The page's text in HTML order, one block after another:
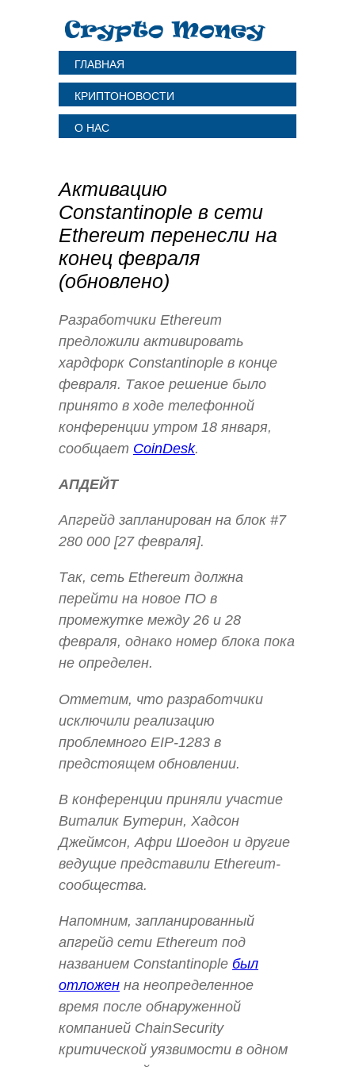
ГЛАВНАЯ
КРИПТОНОВОСТИ
О НАС
Активацию
Constantinople в сети
Ethereum перенесли на
конец февраля
(обновлено)
Разработчики Ethereum
предложили активировать
хардфорк Constantinople в конце
февраля. Такое решение было
принято в ходе телефонной
конференции утром 18 января,
сообщает CoinDesk.
АПДЕЙТ
Апгрейд запланирован на блок #7
280 000 [27 февраля].
Так, сеть Ethereum должна
перейти на новое ПО в
промежутке между 26 и 28
февраля, однако номер блока пока
не определен.
Отметим, что разработчики
исключили реализацию
проблемного EIP-1283 в
предстоящем обновлении.
В конференции приняли участие
Виталик Бутерин, Хадсон
Джеймсон, Афри Шоедон и другие
ведущие представили Ethereum-
сообщества.
Напомним, запланированный
апгрейд сети Ethereum под
названием Constantinople был
отложен на неопределенное
время после обнаруженной
компанией ChainSecurity
критической уязвимости в одном